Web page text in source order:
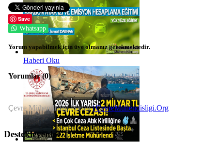
Haberi Oku
Save
Whatsapp
Yorum yapabilmek için üye olmanız gerekmektedir.
Yorumlar (0)
Çevre Mühendisliği Portalı| CevreMuhendisligi.Org
Destekleyenler